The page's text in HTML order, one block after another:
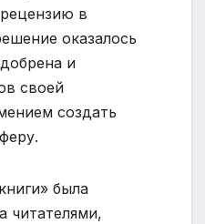
в
оказалось
и
своей
создать
была
читателями,